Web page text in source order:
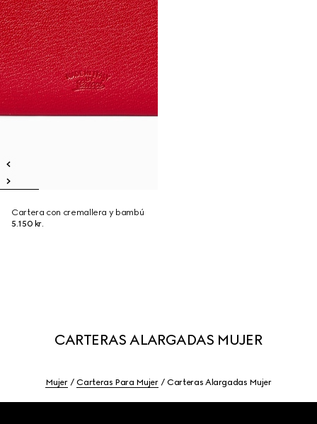
Cartera con cremallera y bambú
5.150 kr.
CARTERAS ALARGADAS MUJER
Mujer Carteras Para Mujer Carteras Alargadas Mujer